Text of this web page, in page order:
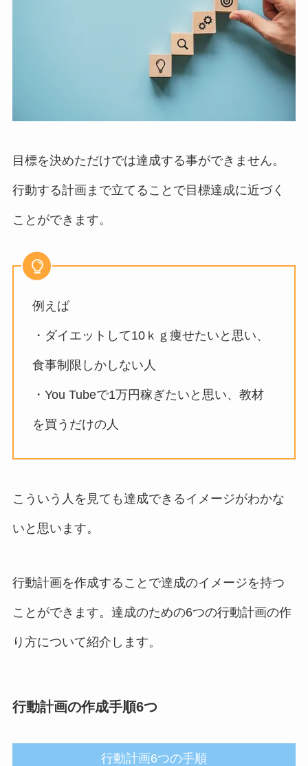
目標を決めただけでは達成する事ができません。
行動する計画まで立てることで目標達成に近づく
ことができます。
例えば
・ダイエットして10ｋｇ痩せたいと思い、
食事制限しかしない人
・You Tubeで1万円稼ぎたいと思い、教材
を買うだけの人
こういう人を見ても達成できるイメージがわかな
いと思います。
行動計画を作成することで達成のイメージを持つ
ことができます。達成のための6つの行動計画の作
り方について紹介します。
行動計画の作成手順6つ
行動計画6つの手順